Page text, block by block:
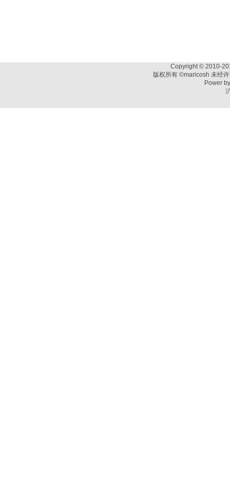
Copyright © 2010-
版权所有 ©maricosh 未经
Power